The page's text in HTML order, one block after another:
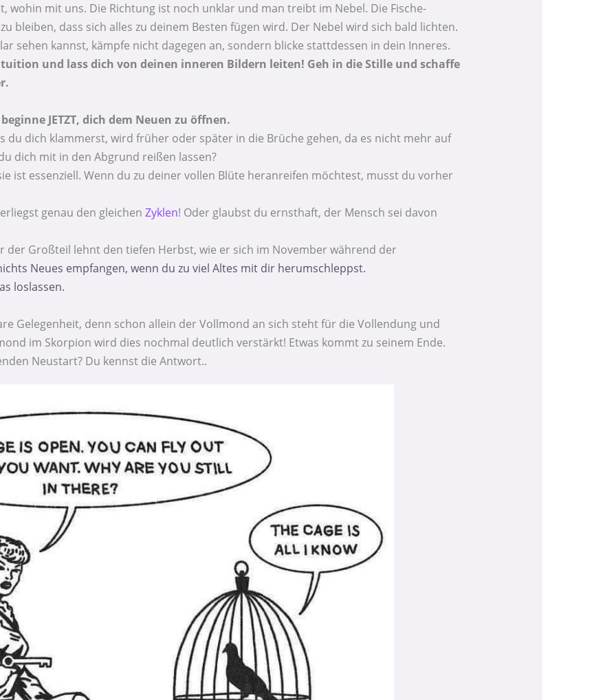
wohin mit uns. Die Richtung ist noch unklar und man treibt im Nebel. Die Fische-
bleiben, dass sich alles zu deinem Besten fügen wird. Der Nebel wird sich bald lichten.
sehen kannst, kämpfe nicht dagegen an, sondern blicke stattdessen in dein Inneres.
und lass dich von deinen inneren Bildern leiten! Geh in die Stille und schaffe
JETZT, dich dem Neuen zu öffnen.
du dich klammerst, wird früher oder später in die Brüche gehen, da es nicht mehr auf
dich mit in den Abgrund reißen lassen?
ist essenziell. Wenn du zu deiner vollen Blüte heranreifen möchtest, musst du vorher
genau den gleichen Zyklen! Oder glaubst du ernsthaft, der Mensch sei davon
der Großteil lehnt den tiefen Herbst, wie er sich im November während der
Neues empfangen, wenn du zu viel Altes mit dir herumschleppst.
loslassen.
Gelegenheit, denn schon allein der Vollmond an sich steht für die Vollendung und
im Skorpion wird dies nochmal deutlich verstärkt! Etwas kommt zu seinem Ende.
Neustart? Du kennst die Antwort..